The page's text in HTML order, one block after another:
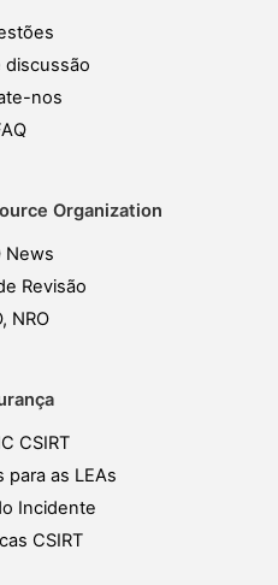
discussão
nos
Organization
News
Revisão
NRO
CSIRT
para as LEAs
Incidente
CSIRT